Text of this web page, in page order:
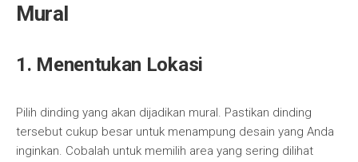
Mural
1. Menentukan Lokasi
Pilih dinding yang akan dijadikan mural. Pastikan dinding
tersebut cukup besar untuk menampung desain yang Anda
inginkan. Cobalah untuk memilih area yang sering dilihat